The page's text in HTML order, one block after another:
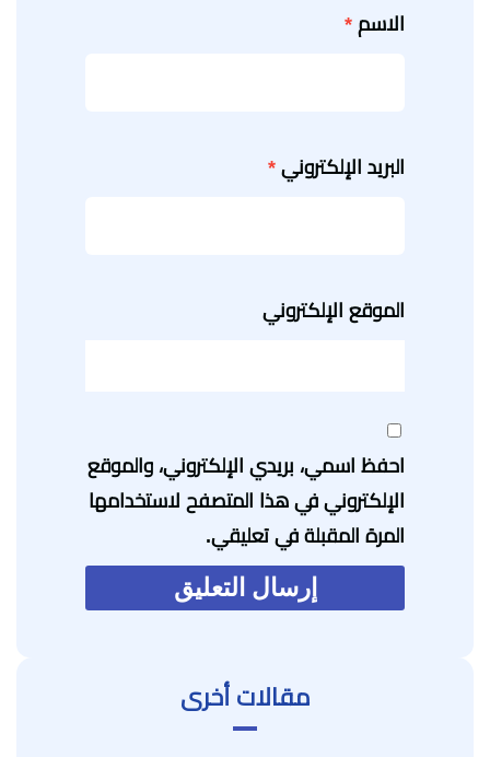
الاسم *
البريد الإلكتروني *
الموقع الإلكتروني
احفظ اسمي، بريدي الإلكتروني، والموقع
الإلكتروني في هذا المتصفح لاستخدامها
المرة المقبلة في تعليقي.
مقالات أخرى